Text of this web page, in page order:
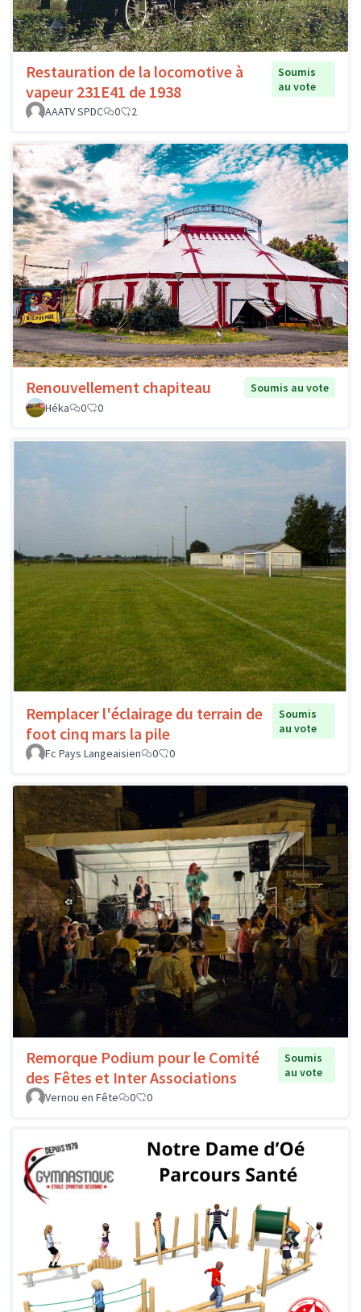
Restauration de la locomotive à
vapeur 231E41 de 1938
Soumis
au vote
AAATV SPDC
0 2
Renouvellement chapiteau
Soumis au vote
Héka
0 0
Remplacer l'éclairage du terrain de
foot cinq mars la pile
Soumis
au vote
Fc Pays Langeaisien
0 0
Remorque Podium pour le Comité
des Fêtes et Inter Associations
Soumis
au vote
Vernou en Fête
0 0